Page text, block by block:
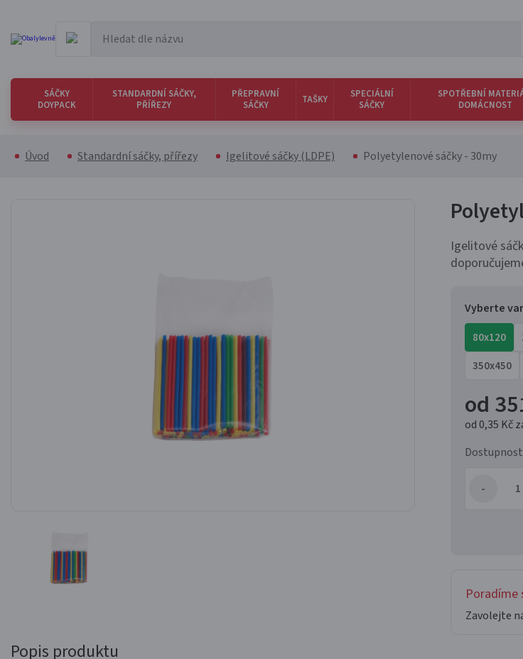
SÁČKY
DOYPACK
STANDARDNÍ SÁČKY,
PŘÍŘEZY
PŘEPRAVNÍ
SÁČKY
TAŠKY
SPECIÁLNÍ
SÁČKY
SPOTŘEBNÍ
DOMÁCNOST
Úvod Standardní sáčky, přířezy Igelitové sáčky (LDPE) Polyetylenové sáčky - 30my
Igelitové
Vyberte
80x120
350x450
od
od 0,35 Kč
Poradíme
Zavolejte
Popis produktu